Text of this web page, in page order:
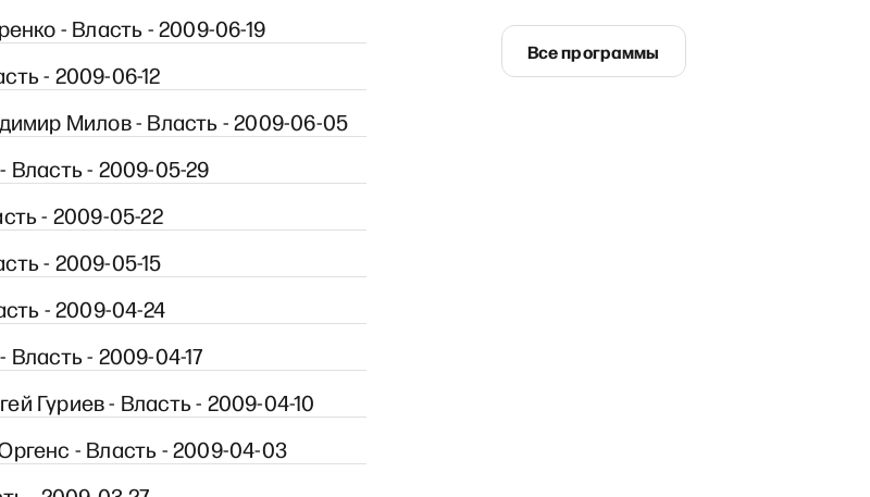
- Власть - 2009-06-19
- 2009-06-12
Милов - Власть - 2009-06-05
Власть - 2009-05-29
- 2009-05-22
- 2009-05-15
- 2009-04-24
- 2009-04-17
Гуриев - Власть - 2009-04-10
- Власть - 2009-04-03
Все программы